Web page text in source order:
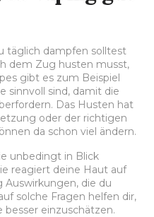
täglich dampfen solltest
dem Zug husten musst,
gibt es zum Beispiel
sinnvoll sind, damit die
Das Husten hat
oder der richtigen
da schon viel ändern.
unbedingt in Blick
reagiert deine Haut auf
Auswirkungen, die du
solche Fragen helfen dir,
einzuschätzen.